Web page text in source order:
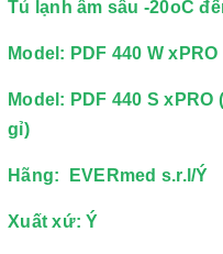
Tủ lạnh âm sâu -20oC
Model: PDF 440 W
Model: PDF 440 S
gỉ)
Hãng: EVERmed s.r.l/Ý
Xuất xứ: Ý